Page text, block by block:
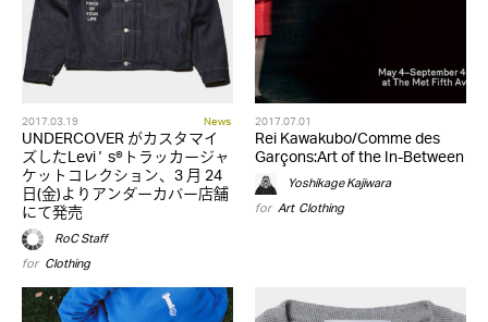
2017.03.19 News
UNDERCOVER がカスタマイ
ズしたLeviʼ s®トラッカージャ
ケットコレクション、3 月 24
日(金)よりアンダーカバー店舗
にて発売
RoC Staff
for Clothing
2017.07.01
Rei Kawakubo/Comme des
Garçons:Art of the In-Between
Yoshikage Kajiwara
for Art,Clothing